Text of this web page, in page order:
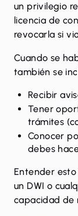
un privilegio
licencia de
revocarla si
Cuando se
también se
Recibir
Tener
trámites
Conocer
debes
Entender
un DWI o
capacidad de